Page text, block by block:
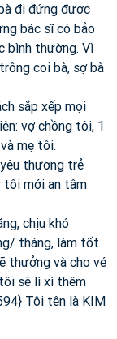
đi đứng được
bác sĩ có bảo
bình thường. Vì
coi bà, sợ bà
sắp xếp mọi
vợ chồng tôi, 1
mẹ tôi.
thương trẻ
tôi mới an tâm
chịu khó
tháng, làm tốt
thưởng và cho vé
sẽ lì xì thêm
Tôi tên là KIM